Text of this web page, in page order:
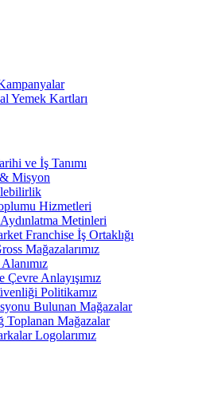
Yemek Kartları
ve İş Tanımı
Misyon
Hizmetleri
Metinleri
Franchise İş Ortaklığı
Mağazalarımız
Çevre Anlayışımız
Politikamız
Bulunan Mağazalar
Toplanan Mağazalar
Logolarımız